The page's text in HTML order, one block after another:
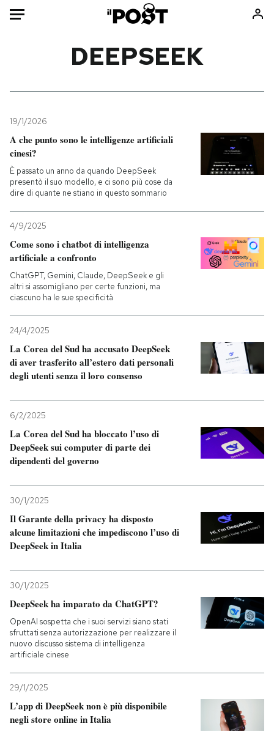
Mondo
Politica
Internet
Scienza
Economia
Sport
Consumismi
Ok Boomer!
Media
Mondiali calcio 2026
PODCAST
NEWSLETTER
I MIEI PREFERITI
SHOP
CALENDARIO
AREA PERSONALE
Entra
DEEPSEEK
19/1/2026
A che punto sono le intelligenze artificiali
cinesi?
È passato un anno da quando DeepSeek
presentò il suo modello, e ci sono più cose da
dire di quante ne stiano in questo sommario
4/9/2025
Come sono i chatbot di intelligenza
artificiale a confronto
ChatGPT, Gemini, Claude, DeepSeek e gli
altri si assomigliano per certe funzioni, ma
ciascuno ha le sue specificità
24/4/2025
La Corea del Sud ha accusato DeepSeek
di aver trasferito all’estero dati personali
degli utenti senza il loro consenso
6/2/2025
La Corea del Sud ha bloccato l’uso di
DeepSeek sui computer di parte dei
dipendenti del governo
30/1/2025
Il Garante della privacy ha disposto
alcune limitazioni che impediscono l’uso di
DeepSeek in Italia
30/1/2025
DeepSeek ha imparato da ChatGPT?
OpenAI sospetta che i suoi servizi siano stati
sfruttati senza autorizzazione per realizzare il
nuovo discusso sistema di intelligenza
artificiale cinese
29/1/2025
L’app di DeepSeek non è più disponibile
negli store online in Italia